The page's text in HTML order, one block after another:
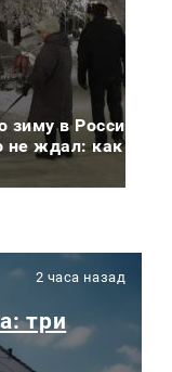
зиму в России
не ждал: как
2 часа назад
три